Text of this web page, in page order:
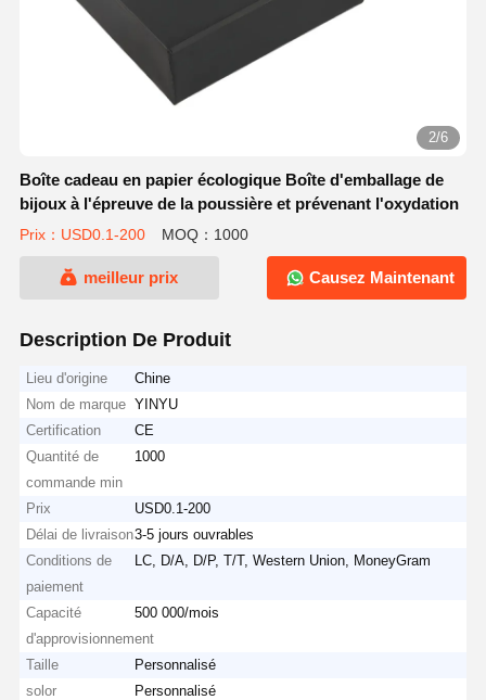
2/6
Boîte cadeau en papier écologique Boîte d'emballage de
bijoux à l'épreuve de la poussière et prévenant l'oxydation
Prix：USD0.1-200 MOQ：1000
meilleur prix Causez Maintenant
Description De Produit
Lieu d'origine
Chine
Nom de marque YINYU
Certification
CE
Quantité de
commande min
1000
Prix
USD0.1-200
Délai de livraison3-5 jours ouvrables
Conditions de
paiement
LC, D/A, D/P, T/T, Western Union, MoneyGram
Capacité
d'approvisionnement
500 000/mois
Taille
Personnalisé
solor
Personnalisé